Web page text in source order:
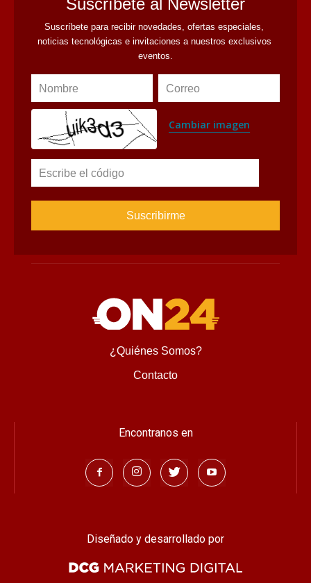
Suscríbete al Newsletter
Suscríbete para recibir novedades, ofertas especiales,
noticias tecnológicas e invitaciones a nuestros exclusivos
eventos.
Nombre Correo
Cambiar imagen
Escribe el código
¿Quiénes Somos?
Contacto
Encontranos en
Diseñado y desarrollado por